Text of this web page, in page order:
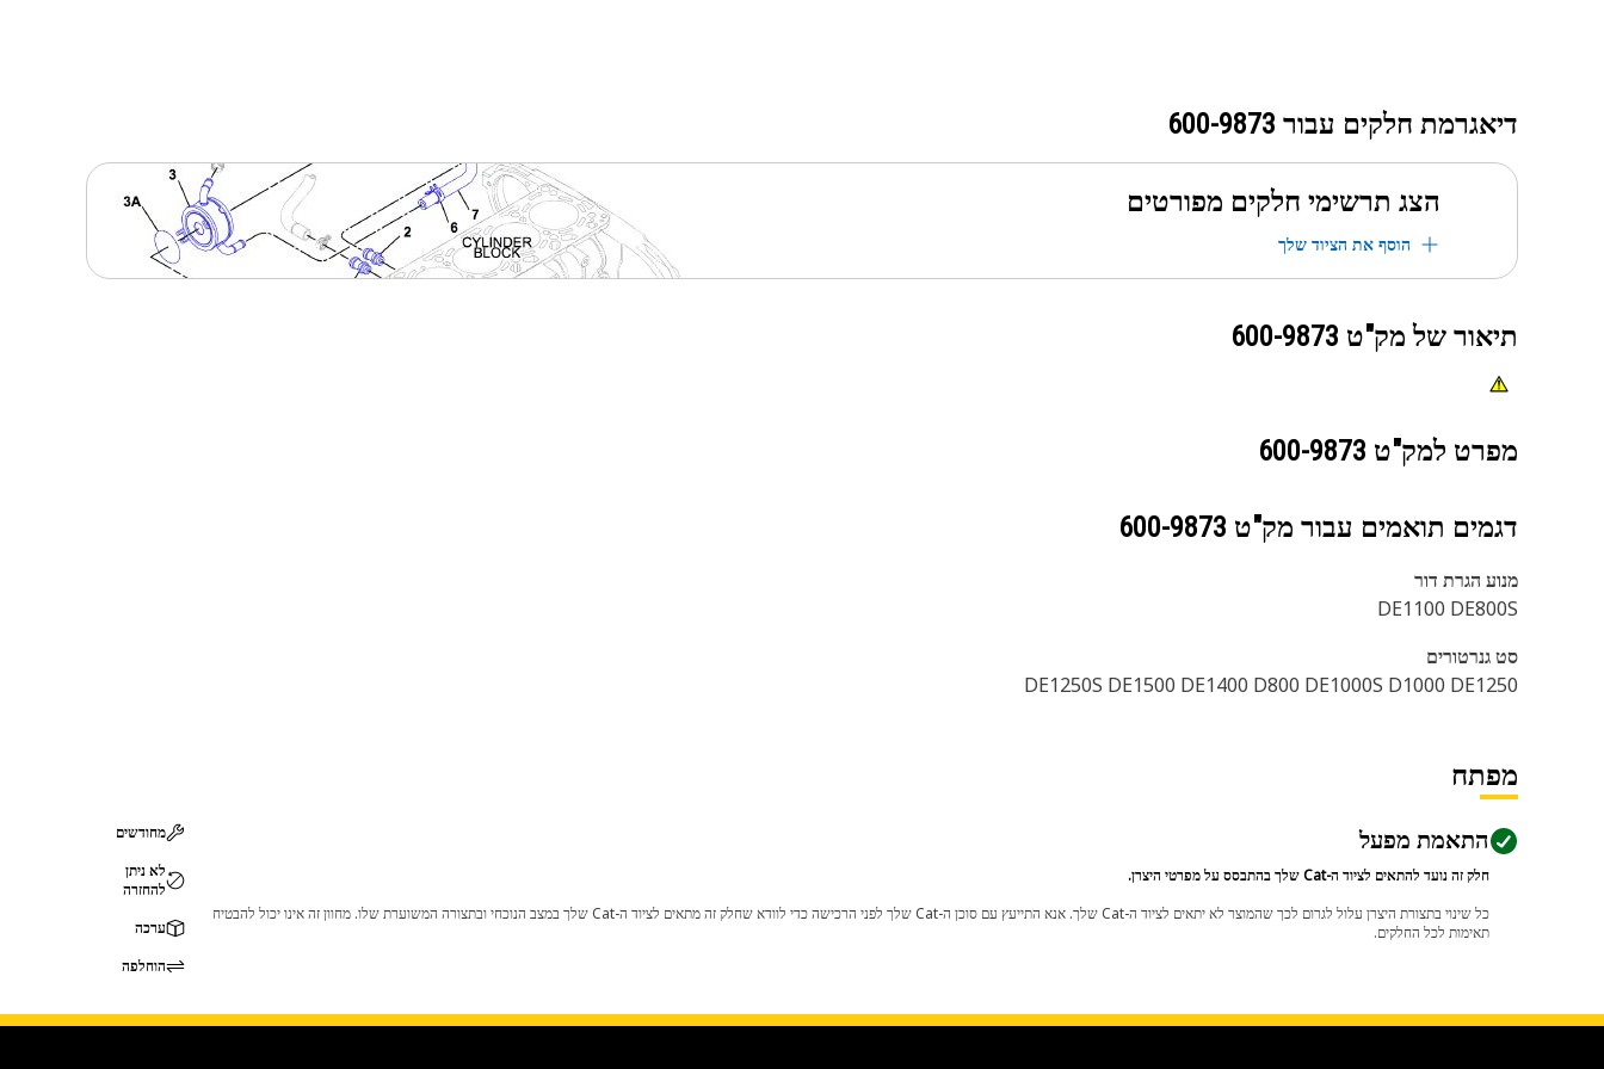
דיאגרמת חלקים עבור 600-9873
הצג תרשימי חלקים מפורטים
הוסף את הציוד שלך
תיאור של מק"ט 600-9873
מפרט למק"ט 600-9873
דגמים תואמים עבור מק"ט 600-9873
מנוע הגרת דור
DE1100 DE800S
סט גנרטורים
DE1250S DE1500 DE1400 D800 DE1000S D1000 DE1250
מפתח
התאמת מפעל
חלק זה נועד להתאים לציוד ה-Cat שלך בהתבסס על מפרטי היצרן.
כל שינוי בתצורת היצרן עלול לגרום לכך שהמוצר לא יתאים לציוד ה-Cat שלך. אנא התייעץ עם סוכן ה-Cat שלך לפני הרכישה כדי לוודא שחלק זה מתאים לציוד ה-Cat שלך במצב הנוכחי ובתצורה המשוערת שלו. מחוון זה אינו יכול להבטיח
תאימות לכל החלקים.
מחודשים
לא ניתן
להחזרה
ערכה
הוחלפה